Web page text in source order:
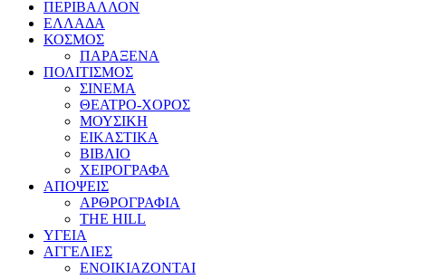
ΠΕΡΙΒΑΛΛΟΝ
ΕΛΛΑΔΑ
ΚΟΣΜΟΣ
ΠΑΡΑΞΕΝΑ
ΠΟΛΙΤΙΣΜΟΣ
ΣΙΝΕΜΑ
ΘΕΑΤΡΟ-ΧΟΡΟΣ
ΜΟΥΣΙΚΗ
ΕΙΚΑΣΤΙΚΑ
ΒΙΒΛΙΟ
ΧΕΙΡΟΓΡΑΦΑ
ΑΠΟΨΕΙΣ
ΑΡΘΡΟΓΡΑΦΙΑ
THE HILL
ΥΓΕΙΑ
ΑΓΓΕΛΙΕΣ
ΕΝΟΙΚΙΑΖΟΝΤΑΙ